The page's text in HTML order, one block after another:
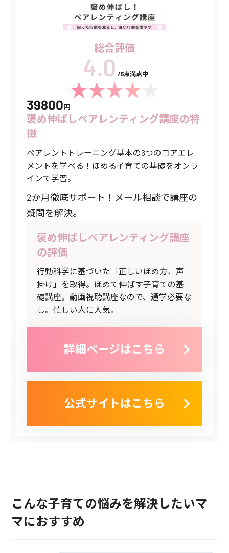
総合評価
/5点満点中
39800円
褒め伸ばしペアレンティング講座の特
徴
ペアレントトレーニング基本の6つのコアエレ
メントを学べる！ほめる子育ての基礎をオンラ
インで学習。
2か月徹底サポート！メール相談で講座の
疑問を解決。
褒め伸ばしペアレンティング講座
の評価
行動科学に基づいた「正しいほめ方、声
掛け」を取得。ほめて伸ばす子育ての基
礎講座。動画視聴講座なので、通学必要な
し。忙しい人に人気。
詳細ページはこちら
公式サイトはこちら
こんな子育ての悩みを解決したいマ
マにおすすめ